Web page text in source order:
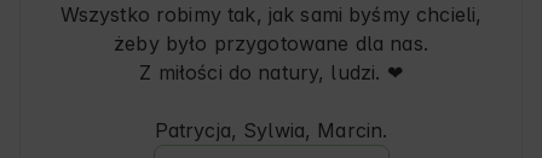
Wszystko robimy tak, jak sami byśmy chcieli,
żeby było przygotowane dla nas.
Z miłości do natury, ludzi. ❤
Patrycja, Sylwia, Marcin.